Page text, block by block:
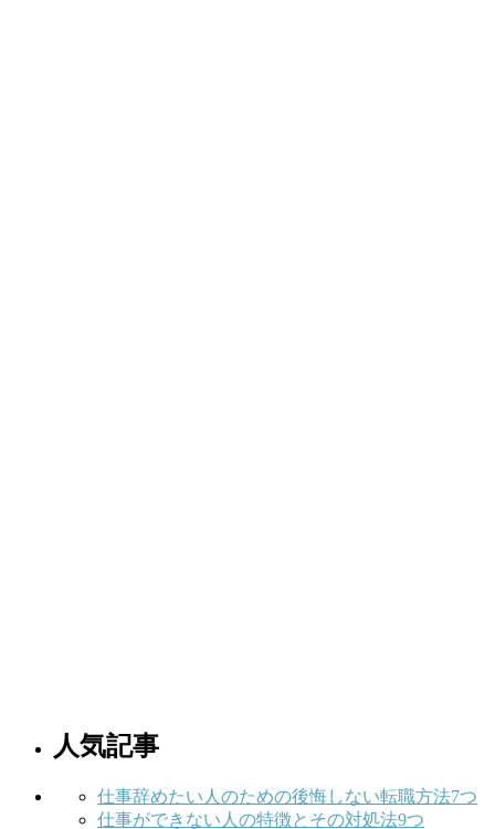
人気記事
仕事辞めたい人のための後悔しない転職方法7つ
仕事ができない人の特徴とその対処法9つ